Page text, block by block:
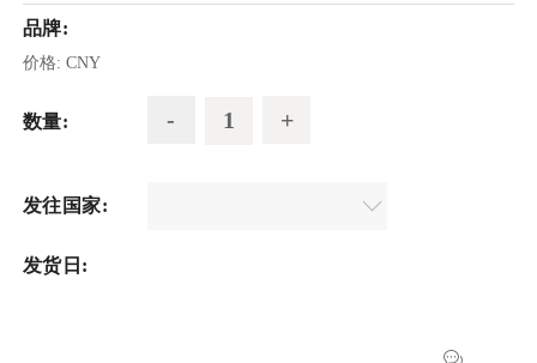
品牌:
价格: CNY
数量:
发往国家:
发货日: